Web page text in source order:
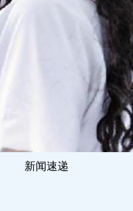
新闻速递